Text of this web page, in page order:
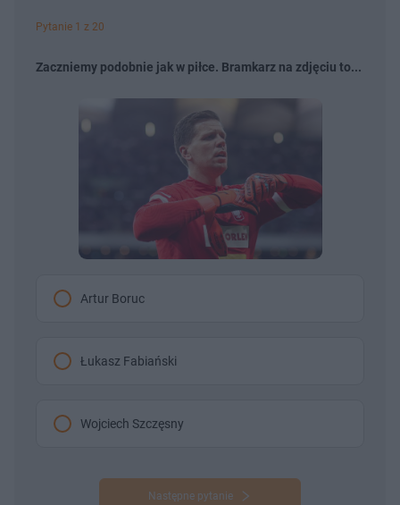
Pytanie 1 z 20
Zaczniemy podobnie jak w piłce. Bramkarz na zdjęciu to...
Artur Boruc
Łukasz Fabiański
Wojciech Szczęsny
Następne pytanie